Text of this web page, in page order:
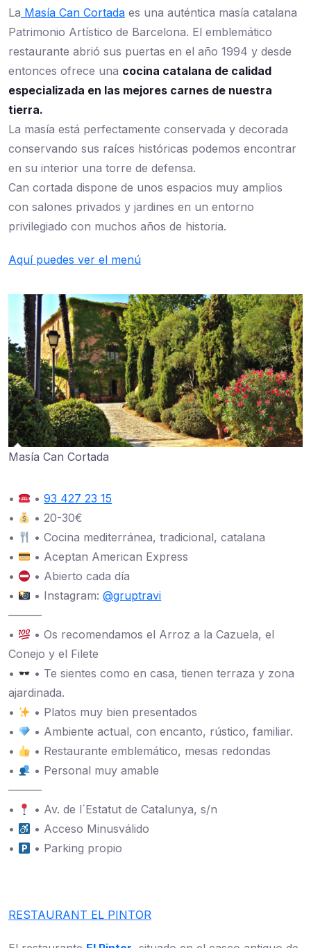
La Masía Can Cortada es una auténtica masía catalana
Patrimonio Artístico de Barcelona. El emblemático
restaurante abrió sus puertas en el año 1994 y desde
entonces ofrece una cocina catalana de calidad
especializada en las mejores carnes de nuestra
tierra.
La masía está perfectamente conservada y decorada
conservando sus raíces históricas podemos encontrar
en su interior una torre de defensa.
Can cortada dispone de unos espacios muy amplios
con salones privados y jardines en un entorno
privilegiado con muchos años de historia.
Aquí puedes ver el menú
Masía Can Cortada
• •93 427 23 15
•
• 20-30€
•
• Cocina mediterránea, tradicional, catalana
•
• Aceptan American Express
•
• Abierto cada día
•
• Instagram:@gruptravi
———
•
• Os recomendamos el Arroz a la Cazuela, el
Conejo y el Filete
•
• Te sientes como en casa, tienen terraza y zona
ajardinada.
•
• Platos muy bien presentados
•
• Ambiente actual, con encanto, rústico, familiar.
•
• Restaurante emblemático, mesas redondas
•
• Personal muy amable
———
•
• Av. de l´Estatut de Catalunya, s/n
•
• Acceso Minusválido
•
• Parking propio
RESTAURANT EL PINTOR